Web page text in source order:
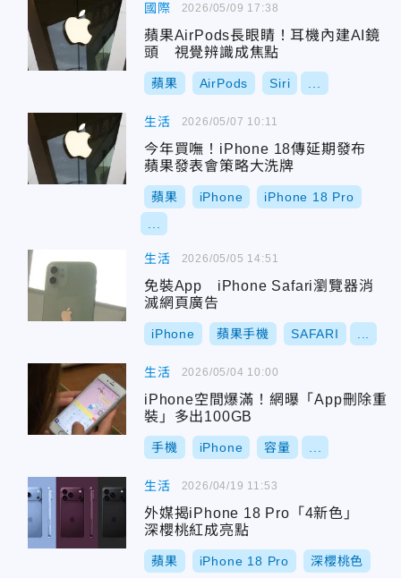
國際
蘋果AirPods長眼睛！耳機內建AI鏡
頭 視覺辨識成焦點
蘋果 AirPods Siri
2026/05/09 17:38
生活
今年買嘸！iPhone 18傳延期發布
蘋果發表會策略大洗牌
蘋果 iPhone iPhone 18 Pro
2026/05/07 10:11
生活
免裝App iPhone Safari瀏覽器消
滅網頁廣告
iPhone 蘋果手機 SAFARI
2026/05/05 14:51
生活
iPhone空間爆滿！網曝「App刪除重
裝」多出100GB
手機 iPhone 容量
2026/05/04 10:00
生活
外媒揭iPhone 18 Pro「4新色」
深櫻桃紅成亮點
蘋果 iPhone 18 Pro 深櫻桃色
2026/04/19 11:53